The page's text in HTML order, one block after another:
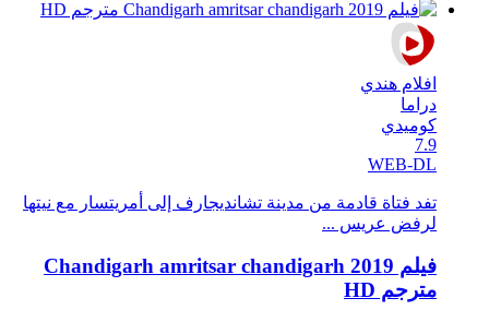
افلام هندي
دراما
كوميدي
7.9
WEB-DL
تفد فتاة قادمة من مدينة تشانديجارف إلى أمريتسار مع نيتها
لرفض عريس ...
فيلم Chandigarh amritsar chandigarh 2019
مترجم HD